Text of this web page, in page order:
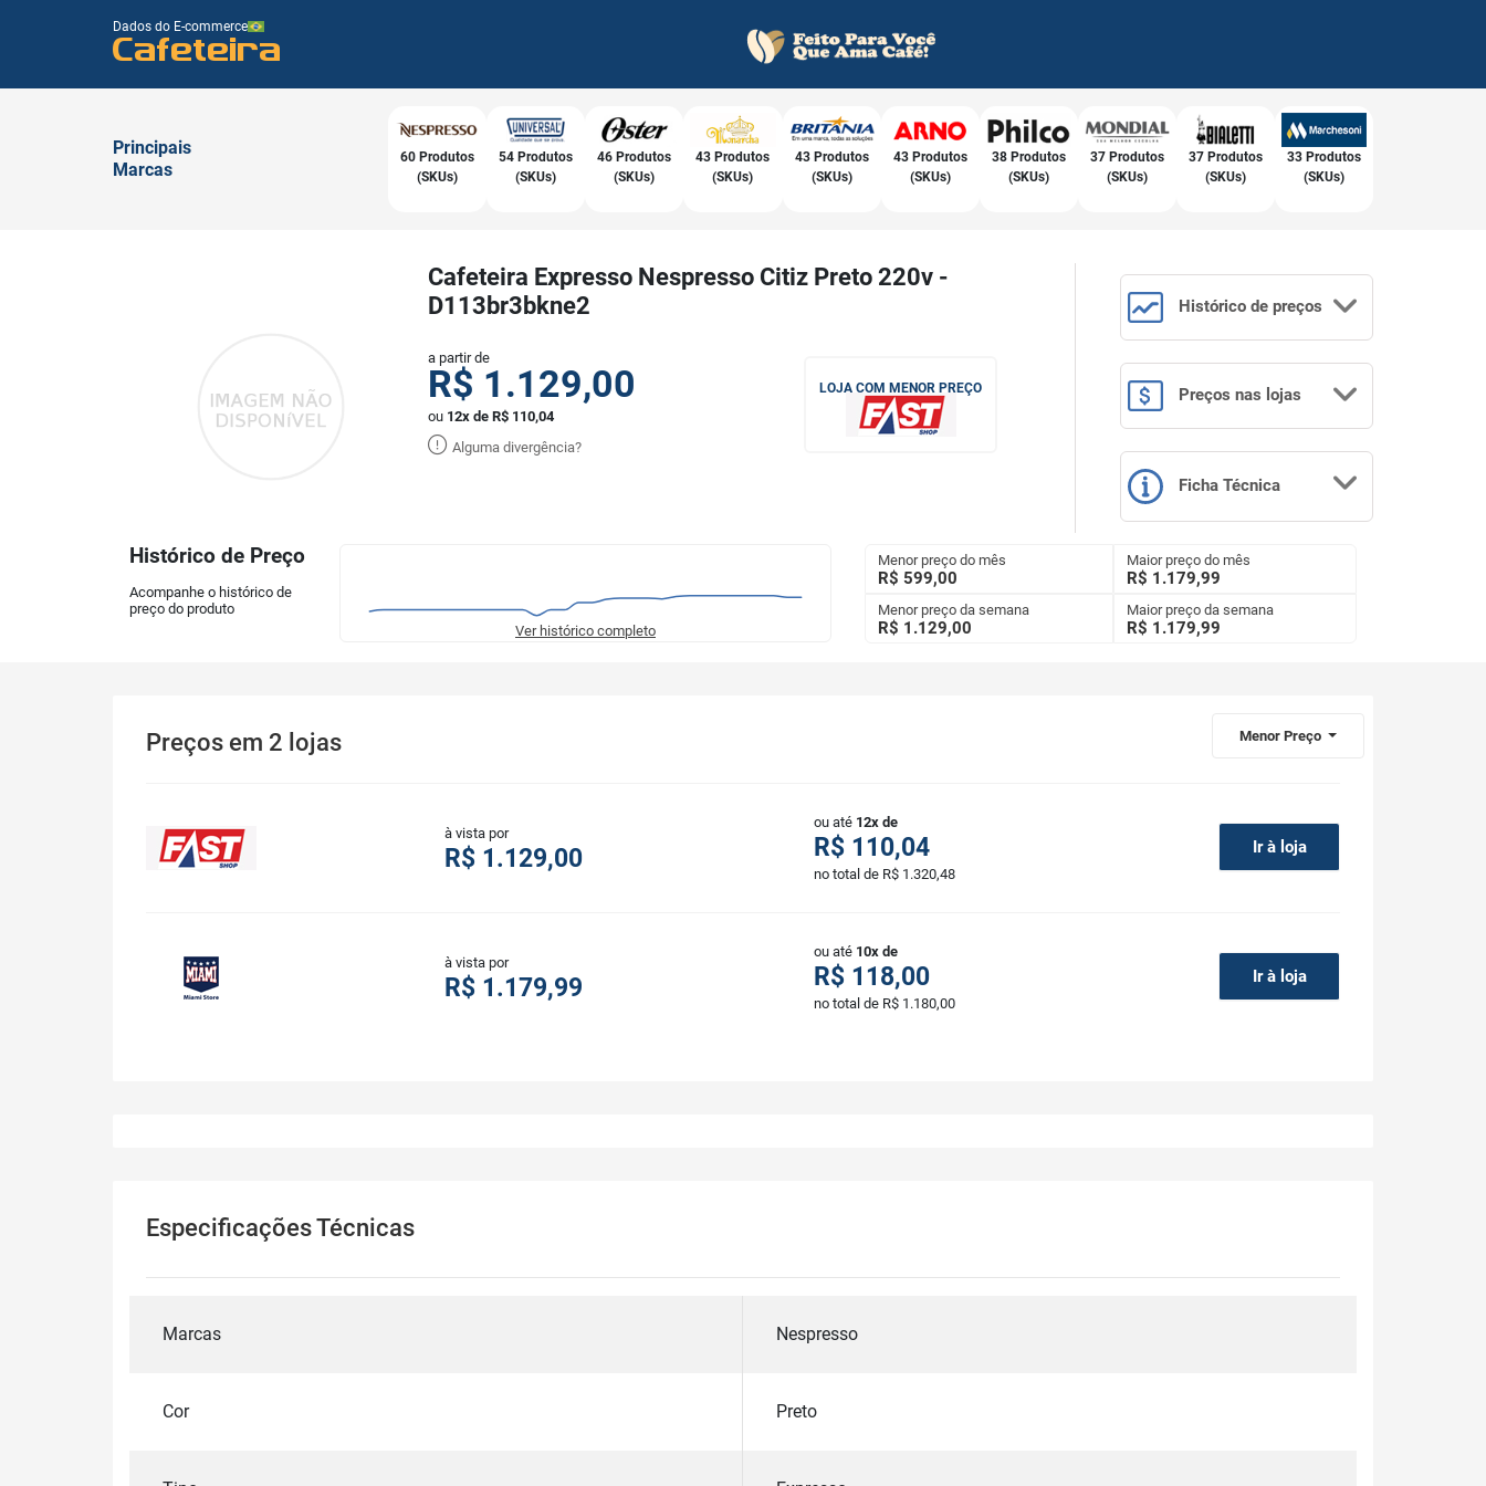
Dados do E-commerce
Cafeteira
Principais
Marcas
60 Produtos
(SKUs)
54 Produtos
(SKUs)
46 Produtos
(SKUs)
43 Produtos
(SKUs)
43 Produtos
(SKUs)
43 Produtos
(SKUs)
38 Produtos
(SKUs)
37 Produtos
(SKUs)
37 Produtos
(SKUs)
33 Produtos
(SKUs)
Cafeteira Expresso Nespresso Citiz Preto 220v -
D113br3bkne2
a partir de
R$ 1.129,00
ou 12x de R$ 110,04
Alguma divergência?
LOJA COM MENOR PREÇO
Histórico de preços
Preços nas lojas
Ficha Técnica
Histórico de Preço
Acompanhe o histórico de
preço do produto
Ver histórico completo
Menor preço do mês
R$ 599,00
Maior preço do mês
R$ 1.179,99
Menor preço da semana
R$ 1.129,00
Maior preço da semana
R$ 1.179,99
Preços em 2 lojas Menor Preço
à vista por
R$ 1.129,00
ou até 12x de
R$ 110,04
no total de R$ 1.320,48
Ir à loja
à vista por
R$ 1.179,99
ou até 10x de
R$ 118,00
no total de R$ 1.180,00
Ir à loja
Especificações Técnicas
Marcas Nespresso
Cor Preto